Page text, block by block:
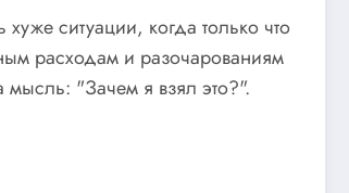
ситуации, когда только что
расходам и разочарованиям
"Зачем я взял это?".